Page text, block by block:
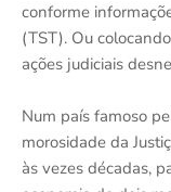
conforme
(TST). Ou
ações judiciais
Num país famoso
morosidade da
às vezes décadas,